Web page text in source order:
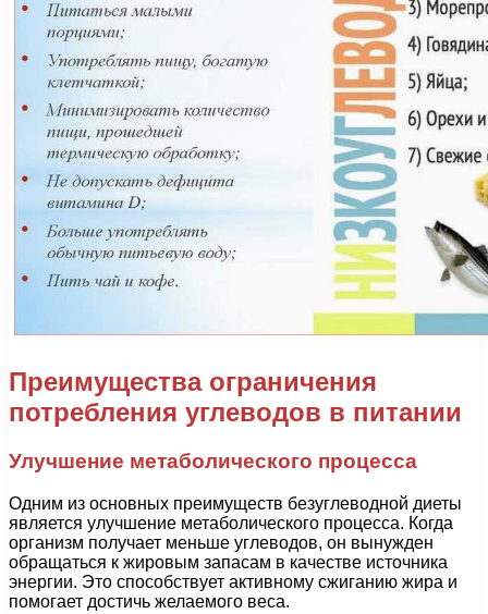
Преимущества ограничения
потребления углеводов в питании
Улучшение метаболического процесса
Одним из основных преимуществ безуглеводной диеты
является улучшение метаболического процесса. Когда
организм получает меньше углеводов, он вынужден
обращаться к жировым запасам в качестве источника
энергии. Это способствует активному сжиганию жира и
помогает достичь желаемого веса.